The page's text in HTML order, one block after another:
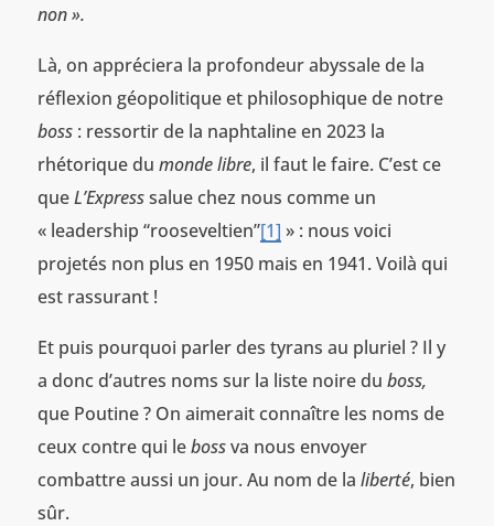
non ».
Là, on appréciera la profondeur abyssale de la
réflexion géopolitique et philosophique de notre
boss : ressortir de la naphtaline en 2023 la
rhétorique du monde libre, il faut le faire. C’est ce
queL’Expresssalue chez nous comme un
« leadership “rooseveltien”[1] » : nous voici
projetés non plus en 1950 mais en 1941. Voilà qui
est rassurant !
Et puis pourquoi parler des tyrans au pluriel ? Il y
a donc d’autres noms sur la liste noire du boss,
que Poutine ? On aimerait connaître les noms de
ceux contre qui lebossva nous envoyer
combattre aussi un jour. Au nom de la liberté, bien
sûr.